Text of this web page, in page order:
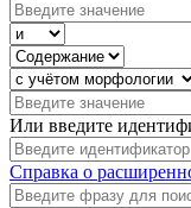
Или введите
Справка о